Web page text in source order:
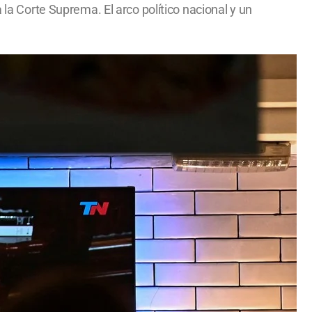
Corte Suprema. El arco político nacional y un